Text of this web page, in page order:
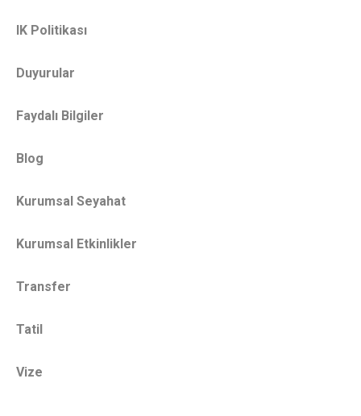
IK Politikası
Duyurular
Faydalı Bilgiler
Blog
Kurumsal Seyahat
Kurumsal Etkinlikler
Transfer
Tatil
Vize